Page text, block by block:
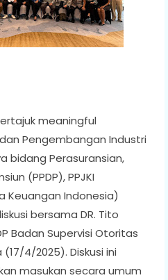
meaningful
Pengembangan Industri
bidang Perasuransian,
(PPDP), PPJKI
Keuangan Indonesia)
bersama DR. Tito
Badan Supervisi Otoritas
4/2025). Diskusi ini
masukan secara umum